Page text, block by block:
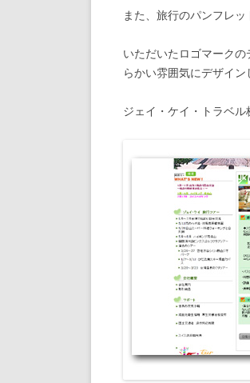
また、旅行のパンフレ
いただいたロゴマーク
らかい雰囲気にデザイン
ジェイ・ケイ・トラベル